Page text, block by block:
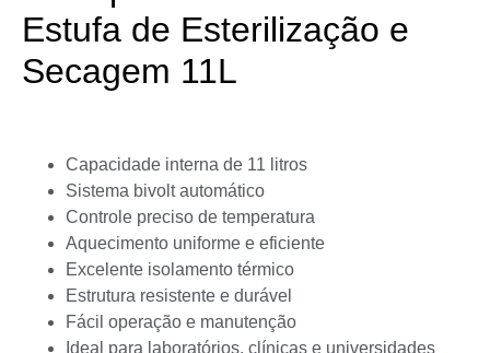
Estufa de Esterilização e
Secagem 11L
Capacidade interna de 11 litros
Sistema bivolt automático
Controle preciso de temperatura
Aquecimento uniforme e eficiente
Excelente isolamento térmico
Estrutura resistente e durável
Fácil operação e manutenção
Ideal para laboratórios, clínicas e universidades